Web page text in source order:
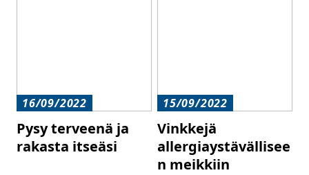
16/09/2022
Pysy terveenä ja
rakasta itseäsi
15/09/2022
Vinkkejä
allergiaystävällisee
n meikkiin